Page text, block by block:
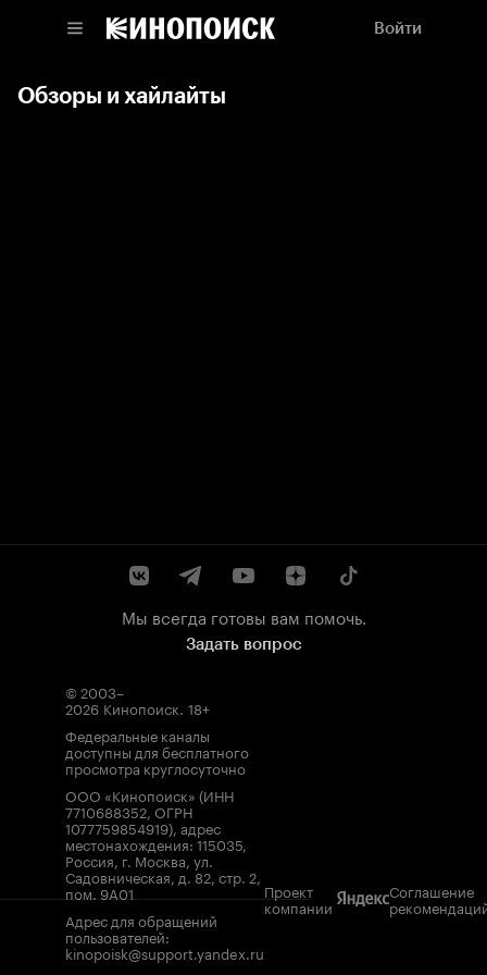
Войти
Обзоры и хайлайты
Мы всегда готовы вам помочь.
Задать вопрос
© 2003–
2026 Кинопоиск. 18+
Федеральные каналы
доступны для бесплатного
просмотра круглосуточно
ООО «Кинопоиск» (ИНН
7710688352, ОГРН
1077759854919), адрес
местонахождения: 115035,
Россия, г. Москва, ул.
Садовническая, д. 82, стр. 2,
пом. 9А01
Адрес для обращений
пользователей:
kinopoisk@support.yandex.ru
Проект
компании
Соглашение